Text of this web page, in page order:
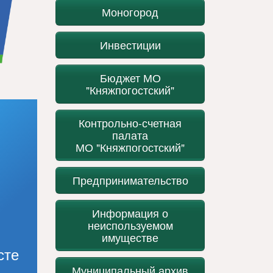
Моногород
Инвестиции
Бюджет МО
"Княжпогостский"
Контрольно-счетная
палата
МО "Княжпогостский"
Предпринимательство
Информация о
неиспользуемом
имуществе